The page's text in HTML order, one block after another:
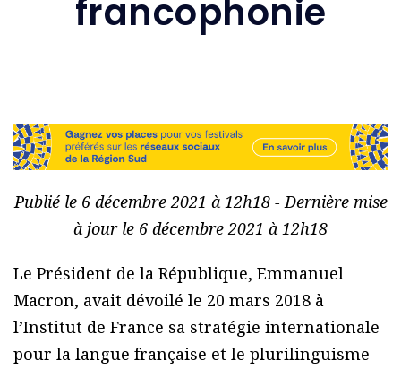
francophonie
Publié le 6 décembre 2021 à 12h18 - Dernière mise
à jour le 6 décembre 2021 à 12h18
Le Président de la République, Emmanuel
Macron, avait dévoilé le 20 mars 2018 à
l’Institut de France sa stratégie internationale
pour la langue française et le plurilinguisme